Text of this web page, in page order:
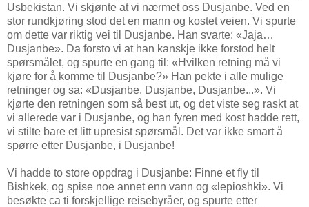
Usbekistan. Vi skjønte at vi nærmet oss Dusjanbe. Ved en
stor rundkjøring stod det en mann og kostet veien. Vi spurte
om dette var riktig vei til Dusjanbe. Han svarte: «Jaja…
Dusjanbe». Da forsto vi at han kanskje ikke forstod helt
spørsmålet, og spurte en gang til: «Hvilken retning må vi
kjøre for å komme til Dusjanbe?» Han pekte i alle mulige
retninger og sa: «Dusjanbe, Dusjanbe, Dusjanbe...». Vi
kjørte den retningen som så best ut, og det viste seg raskt at
vi allerede var i Dusjanbe, og han fyren med kost hadde rett,
vi stilte bare et litt upresist spørsmål. Det var ikke smart å
spørre etter Dusjanbe, i Dusjanbe!
Vi hadde to store oppdrag i Dusjanbe: Finne et fly til
Bishkek, og spise noe annet enn vann og «lepioshki». Vi
besøkte ca ti forskjellige reisebyråer, og spurte etter